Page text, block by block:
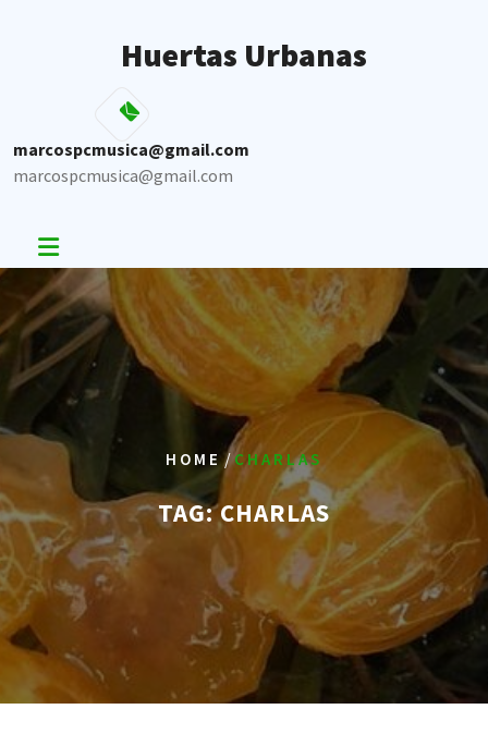
Huertas Urbanas
marcospcmusica@gmail.com
marcospcmusica@gmail.com
HOME/CHARLAS
TAG:CHARLAS